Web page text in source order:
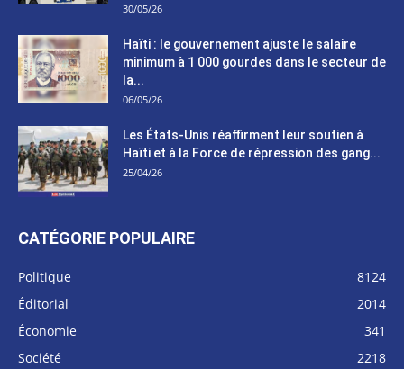
30/05/26
Haïti : le gouvernement ajuste le salaire
minimum à 1 000 gourdes dans le secteur de
la...
06/05/26
Les États-Unis réaffirment leur soutien à
Haïti et à la Force de répression des gang...
25/04/26
CATÉGORIE POPULAIRE
Politique
8124
Éditorial
2014
Économie
341
Société
2218